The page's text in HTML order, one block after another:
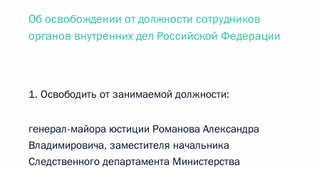
Об освобождении от должности сотрудников
органов внутренних дел Российской Федерации
1. Освободить от занимаемой должности:
генерал-майора юстиции Романова Александра
Владимировича, заместителя начальника
Следственного департамента Министерства